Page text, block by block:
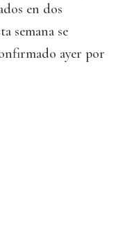
en dos
semana se
ayer por